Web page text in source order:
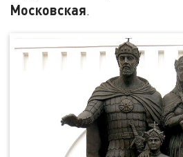
Московская.